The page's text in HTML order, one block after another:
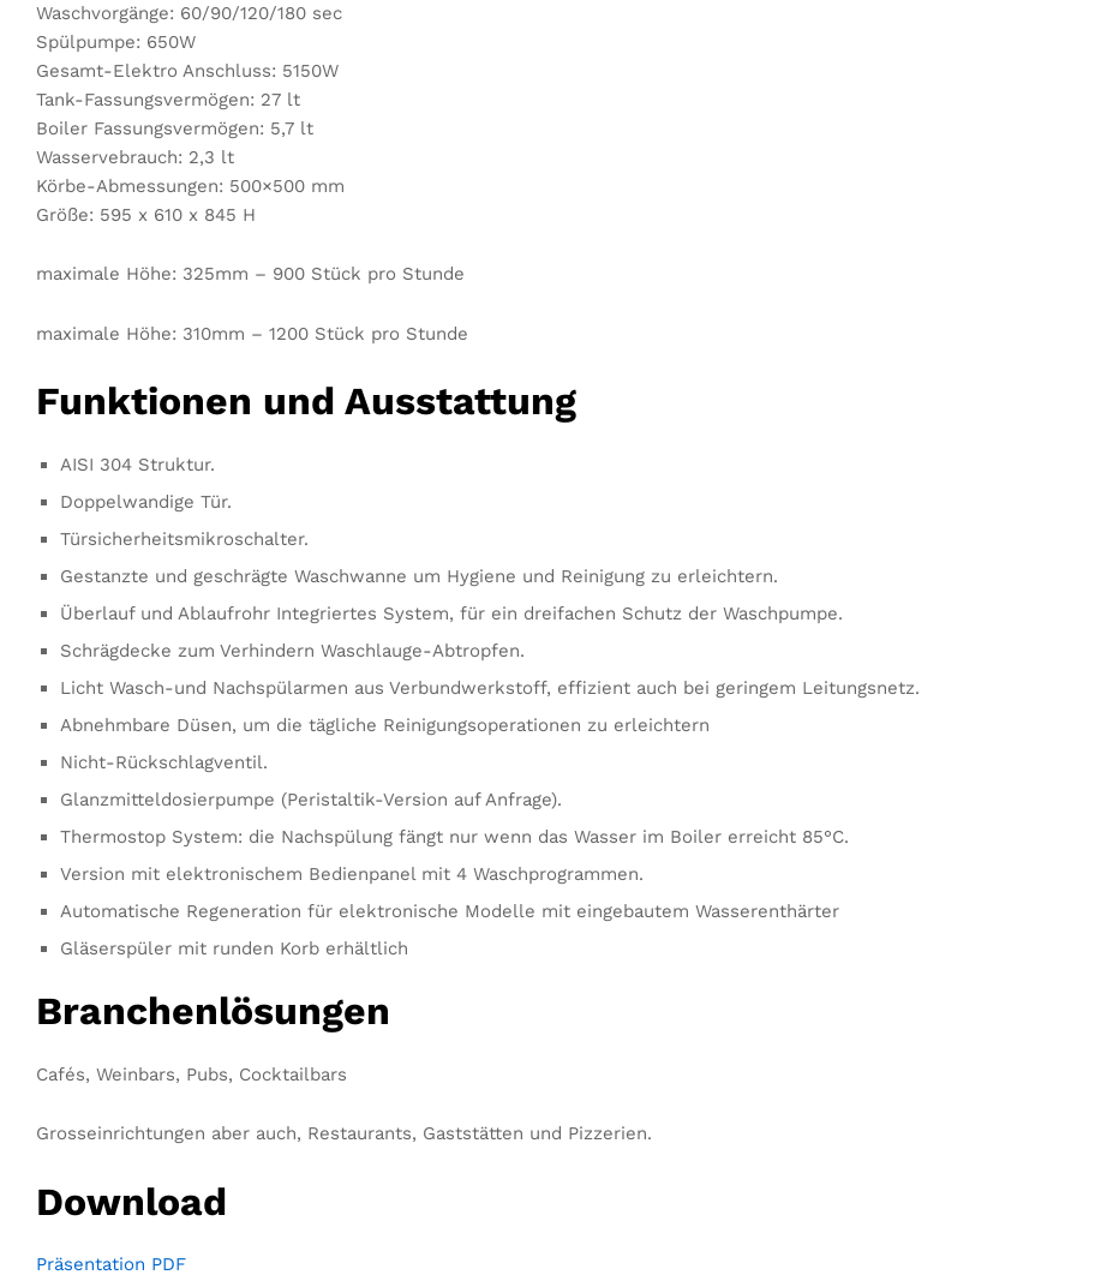
Waschvorgänge: 60/90/120/180 sec
Spülpumpe: 650W
Gesamt-Elektro Anschluss: 5150W
Tank-Fassungsvermögen: 27 lt
Boiler Fassungsvermögen: 5,7 lt
Wasservebrauch: 2,3 lt
Körbe-Abmessungen: 500×500 mm
Größe: 595 x 610 x 845 H
maximale Höhe: 325mm – 900 Stück pro Stunde
maximale Höhe: 310mm – 1200 Stück pro Stunde
Funktionen und Ausstattung
AISI 304 Struktur.
Doppelwandige Tür.
Türsicherheitsmikroschalter.
Gestanzte und geschrägte Waschwanne um Hygiene und Reinigung zu erleichtern.
Überlauf und Ablaufrohr Integriertes System, für ein dreifachen Schutz der Waschpumpe.
Schrägdecke zum Verhindern Waschlauge-Abtropfen.
Licht Wasch-und Nachspülarmen aus Verbundwerkstoff, effizient auch bei geringem Leitungsnetz.
Abnehmbare Düsen, um die tägliche Reinigungsoperationen zu erleichtern
Nicht-Rückschlagventil.
Glanzmitteldosierpumpe (Peristaltik-Version auf Anfrage).
Thermostop System: die Nachspülung fängt nur wenn das Wasser im Boiler erreicht 85°C.
Version mit elektronischem Bedienpanel mit 4 Waschprogrammen.
Automatische Regeneration für elektronische Modelle mit eingebautem Wasserenthärter
Gläserspüler mit runden Korb erhältlich
Branchenlösungen
Cafés, Weinbars, Pubs, Cocktailbars
Grosseinrichtungen aber auch, Restaurants, Gaststätten und Pizzerien.
Download
Präsentation PDF